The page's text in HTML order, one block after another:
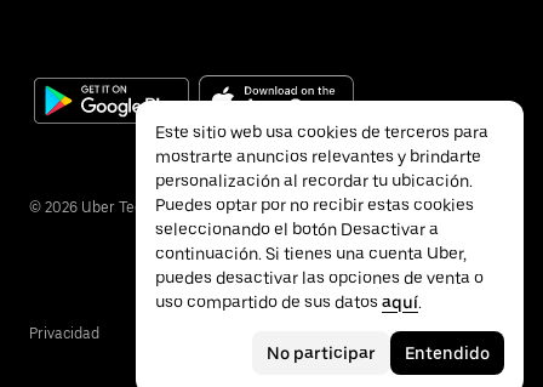
© 2026 Uber Technologies Inc.
Privacidad
Este sitio web usa cookies de terceros para
mostrarte anuncios relevantes y brindarte
personalización al recordar tu ubicación.
Puedes optar por no recibir estas cookies
seleccionando el botón Desactivar a
continuación. Si tienes una cuenta Uber,
puedes desactivar las opciones de venta o
uso compartido de sus datos aquí.
No participar Entendido